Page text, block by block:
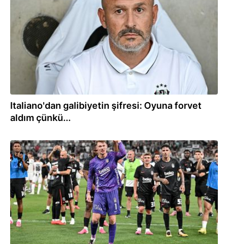
Italiano'dan galibiyetin şifresi: Oyuna forvet
aldım çünkü...
22:52